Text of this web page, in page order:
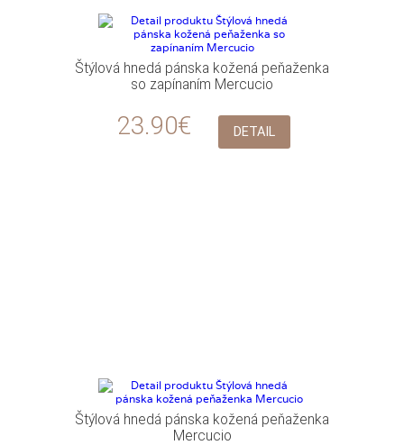
Štýlová hnedá pánska kožená peňaženka
so zapínaním Mercucio
23.90€ DETAIL
Štýlová hnedá pánska kožená peňaženka
Mercucio